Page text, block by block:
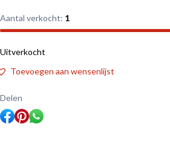
Aantal verkocht: 1
Uitverkocht
Toevoegen aan wensenlijst
Delen